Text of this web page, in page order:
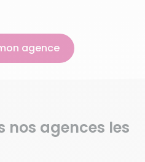
agence
nos agences les